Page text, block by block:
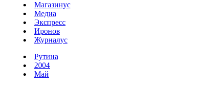
Магазинус
Медиа
Экспресс
Иронов
Журналус
Рутина
2004
Май